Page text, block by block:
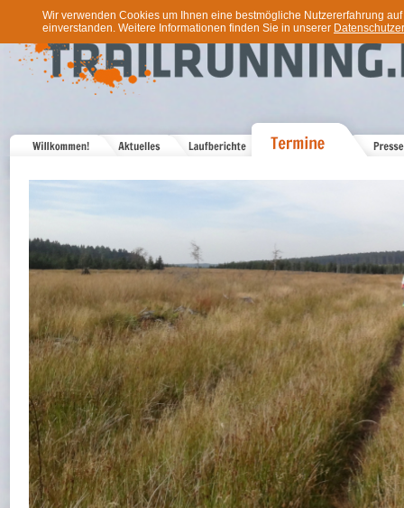
Wir verwenden Cookies um Ihnen eine bestmögliche Nutzererfahrung
einverstanden. Weitere Informationen finden Sie in unserer